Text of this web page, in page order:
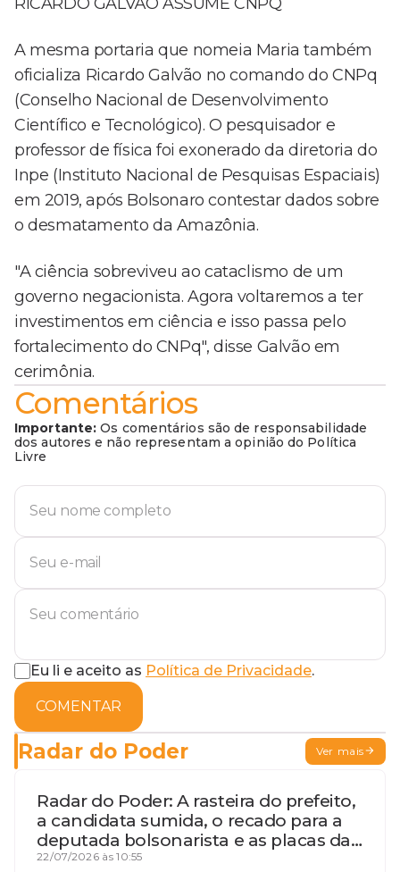
RICARDO GALVÃO ASSUME CNPQ
A mesma portaria que nomeia Maria também
oficializa Ricardo Galvão no comando do CNPq
(Conselho Nacional de Desenvolvimento
Científico e Tecnológico). O pesquisador e
professor de física foi exonerado da diretoria do
Inpe (Instituto Nacional de Pesquisas Espaciais)
em 2019, após Bolsonaro contestar dados sobre
o desmatamento da Amazônia.
"A ciência sobreviveu ao cataclismo de um
governo negacionista. Agora voltaremos a ter
investimentos em ciência e isso passa pelo
fortalecimento do CNPq", disse Galvão em
cerimônia.
Comentários
Importante: Os comentários são de responsabilidade
dos autores e não representam a opinião do Política
Livre
Eu li e aceito as Política de Privacidade.
COMENTAR
Radar do Poder Ver mais
Radar do Poder: A rasteira do prefeito,
a candidata sumida, o recado para a
deputada bolsonarista e as placas da
discórdia
22/07/2026 às 10:55